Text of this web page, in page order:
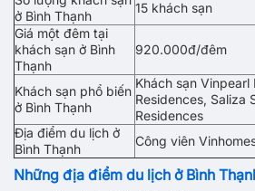
ở Bình Thạnh
15 khách sạn
Giá một đêm tại
khách sạn ở Bình
Thạnh
920.000đ/đêm
Khách sạn phổ biến
ở Bình Thạnh
Khách sạn
Residences, Saliza
Residences
Địa điểm du lịch ở
Bình Thạnh
Công viên
Những địa điểm du lịch ở Bình